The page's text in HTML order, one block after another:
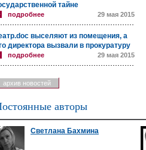
тайне
подробнее 29 мая 2015
выселяют из помещения, а
директора вызвали в прокуратуру
подробнее 29 мая 2015
архив новостей
авторы
Светлана Бахмина